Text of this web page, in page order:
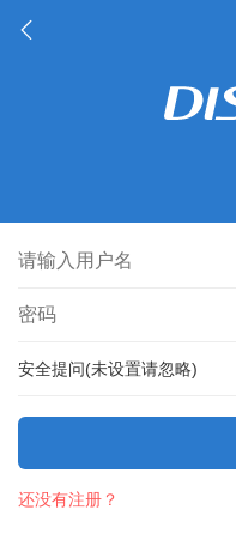
安全提问(未设置请忽略)
还没有注册？